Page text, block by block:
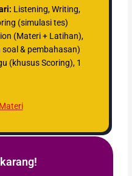
Listening, Writing,
(simulasi tes)
(Materi + Latihan),
& pembahasan)
(khusus Scoring), 1